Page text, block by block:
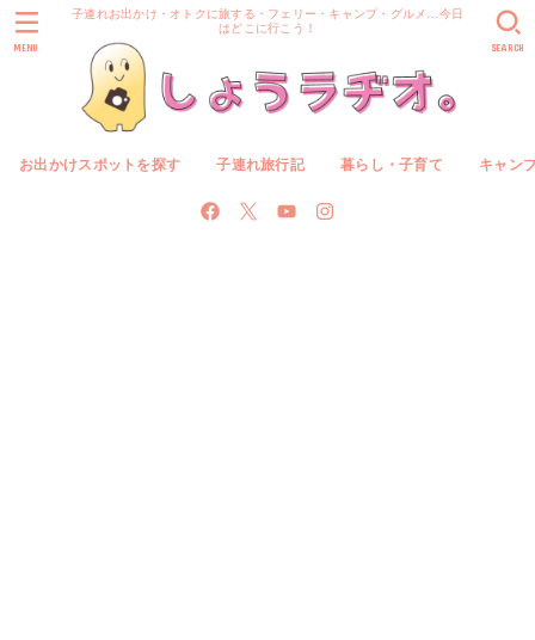
子連れお出かけ・オトクに旅する・フェリー・キャンプ・グルメ…今日
はどこに行こう！
お出かけスポットを探す 子連れ旅行記 暮らし・子育て キャン
SEARCH
MENU